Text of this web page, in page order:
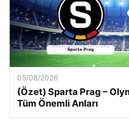
05/08/2026
(Özet) Sparta Prag –
Tüm Önemli Anları